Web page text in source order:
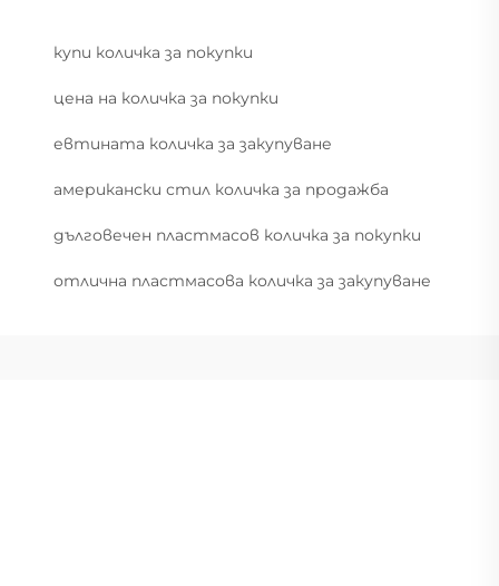
купи количка за покупки
цена на количка за покупки
евтината количка за закупуване
американски стил количка за продажба
дълговечен пластмасов количка за покупки
отлична пластмасова количка за закупуване